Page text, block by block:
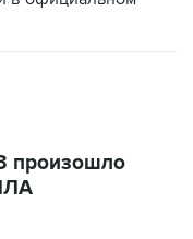
произошло